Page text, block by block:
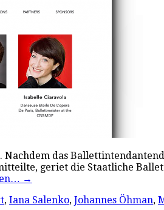
das
geriet die Staatliche
→
, Iana Salenko, Johannes Öhman,